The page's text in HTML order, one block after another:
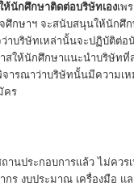
นักศึกษาติดต่อบริษัทเองเพ
ศึกษาฯ จะสนับสนุนให้นักศึ
ว่าบริษัทเหล่านั้นจะปฏิบัติต่
สให้นักศึกษาแนะนำบริษัทที่
ารณาว่าบริษัทนั้นมีความเ
คร
านประกอบการแล้ว ไม่คว
กร งบประมาณ เครื่องมือ แ